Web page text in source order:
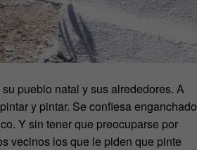
pueblo natal y sus alrededores. A
y pintar. Se confiesa enganchado
Y sin tener que preocuparse por
vecinos los que le piden que pinte